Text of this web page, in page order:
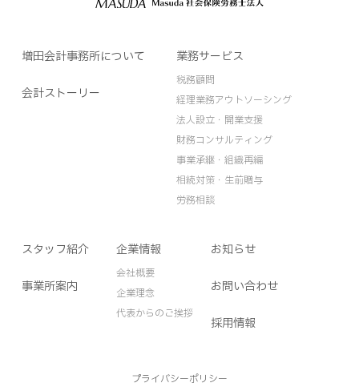
増田会計事務所について
会計ストーリー
業務サービス
税務顧問
経理業務アウトソーシング
法人設立・開業支援
財務コンサルティング
事業承継・組織再編
相続対策・生前贈与
労務相談
スタッフ紹介
事業所案内
企業情報
会社概要
企業理念
代表からのご挨拶
お知らせ
お問い合わせ
採用情報
プライバシーポリシー